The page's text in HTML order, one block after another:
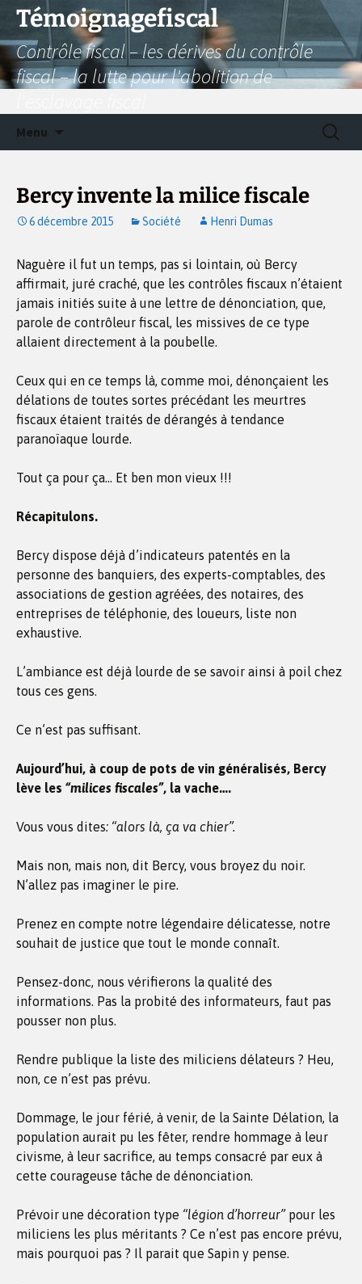
Aller
contenu
Témoignagefiscal
Contrôle fiscal – les dérives du contrôle
fiscal – la lutte pour l'abolition de
Menu
Bercy invente la milice fiscale
6 décembre 2015 Société Henri Dumas
Naguère il fut un temps, pas si lointain, où Bercy
affirmait, juré craché, que les contrôles fiscaux n’étaient
jamais initiés suite à une lettre de dénonciation, que,
parole de contrôleur fiscal, les missives de ce type
allaient directement à la poubelle.
Ceux qui en ce temps là, comme moi, dénonçaient les
délations de toutes sortes précédant les meurtres
fiscaux étaient traités de dérangés à tendance
paranoïaque lourde.
Tout ça pour ça… Et ben mon vieux !!!
Récapitulons.
Bercy dispose déjà d’indicateurs patentés en la
personne des banquiers, des experts-comptables, des
associations de gestion agréées, des notaires, des
entreprises de téléphonie, des loueurs, liste non
exhaustive.
L’ambiance est déjà lourde de se savoir ainsi à poil chez
tous ces gens.
Ce n’est pas suffisant.
Aujourd’hui, à coup de pots de vin généralisés, Bercy
lève les “milices fiscales”, la vache….
Vous vous dites: “alors là, ça va chier”.
Mais non, mais non, dit Bercy, vous broyez du noir.
N’allez pas imaginer le pire.
Prenez en compte notre légendaire délicatesse, notre
souhait de justice que tout le monde connaît.
Pensez-donc, nous vérifierons la qualité des
informations. Pas la probité des informateurs, faut pas
pousser non plus.
Rendre publique la liste des miliciens délateurs ? Heu,
non, ce n’est pas prévu.
Dommage, le jour férié, à venir, de la Sainte Délation, la
population aurait pu les fêter, rendre hommage à leur
civisme, à leur sacrifice, au temps consacré par eux à
cette courageuse tâche de dénonciation.
Prévoir une décoration type “légion d’horreur”pour les
miliciens les plus méritants ? Ce n’est pas encore prévu,
mais pourquoi pas ? Il parait que Sapin y pense.